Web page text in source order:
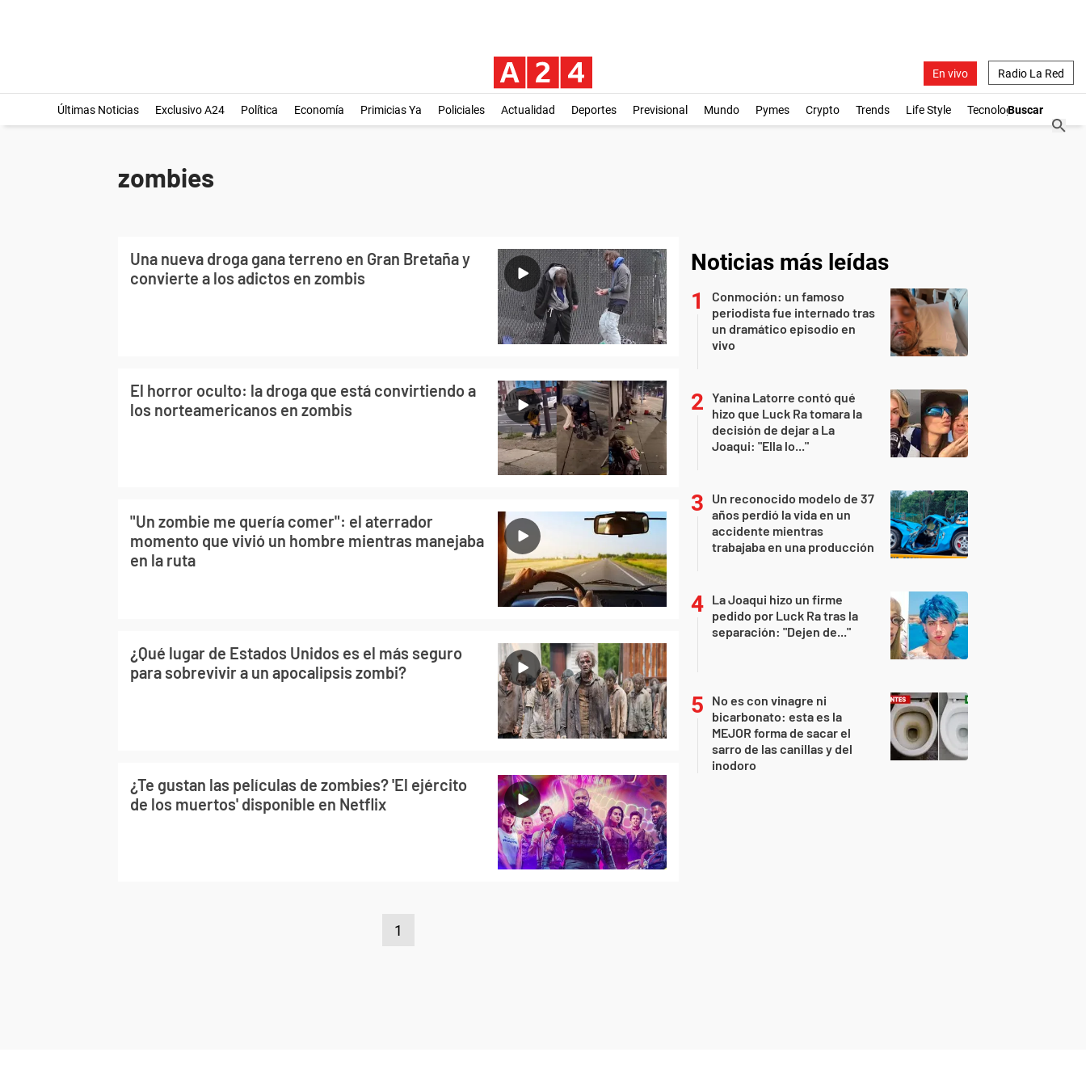
En vivo Radio La Red
Últimas Noticias Exclusivo A24 Política Economía Primicias Ya Policiales Actualidad Deportes Previsional Mundo Pymes Crypto Trends Life Style Tecnología
zombies
Una nueva droga gana terreno en Gran Bretaña y
convierte a los adictos en zombis
El horror oculto: la droga que está convirtiendo a
los norteamericanos en zombis
"Un zombie me quería comer": el aterrador
momento que vivió un hombre mientras manejaba
en la ruta
¿Qué lugar de Estados Unidos es el más seguro
para sobrevivir a un apocalipsis zombi?
¿Te gustan las películas de zombies? 'El ejército
de los muertos' disponible en Netflix
1
Noticias más leídas
Conmoción: un famoso
periodista fue internado tras
un dramático episodio en
vivo
Yanina Latorre contó qué
hizo que Luck Ra tomara la
decisión de dejar a La
Joaqui: "Ella lo..."
Un reconocido modelo de 37
años perdió la vida en un
accidente mientras
trabajaba en una producción
La Joaqui hizo un firme
pedido por Luck Ra tras la
separación: "Dejen de..."
No es con vinagre ni
bicarbonato: esta es la
MEJOR forma de sacar el
sarro de las canillas y del
inodoro